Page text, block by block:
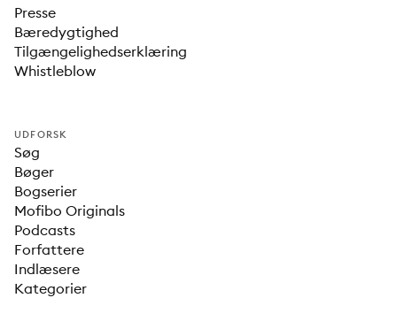
Presse
Bæredygtighed
Tilgængelighedserklæring
Whistleblow
UDFORSK
Søg
Bøger
Bogserier
Mofibo Originals
Podcasts
Forfattere
Indlæsere
Kategorier